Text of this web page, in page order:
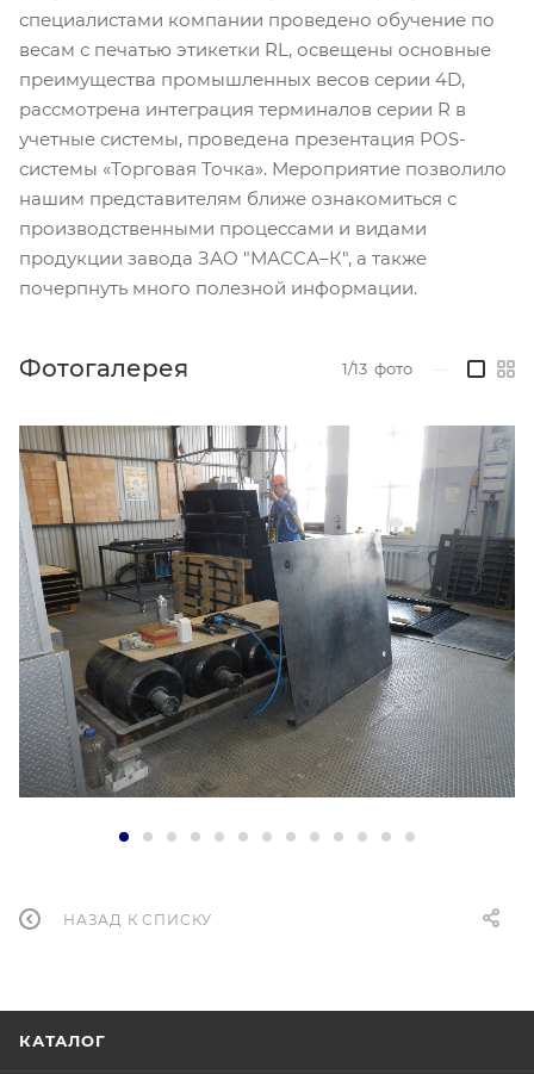
специалистами компании проведено обучение по
весам с печатью этикетки RL, освещены основные
преимущества промышленных весов серии 4D,
рассмотрена интеграция терминалов серии R в
учетные системы, проведена презентация POS-
системы «Торговая Точка». Мероприятие позволило
нашим представителям ближе ознакомиться с
производственными процессами и видами
продукции завода ЗАО "МАССА–К", а также
почерпнуть много полезной информации.
Фотогалерея 1/13 фото
НАЗАД К СПИСКУ
КАТАЛОГ